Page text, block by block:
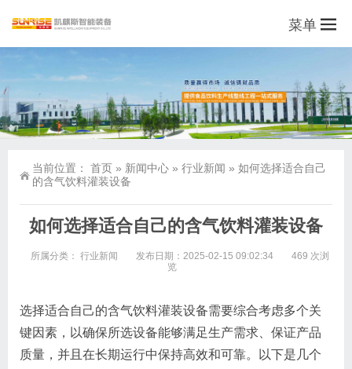
菜单
当前位置： 首页 » 新闻中心 » 行业新闻 » 如何选择适合自己
的含气饮料灌装设备
如何选择适合自己的含气饮料灌装设备
所属分类： 行业新闻 发布日期：2025-02-15 09:02:34
469 次浏
览
选择适合自己的含气饮料灌装设备需要综合考虑多个关
键因素，以确保所选设备能够满足生产需求、保证产品
质量，并且在长期运行中保持高效和可靠。以下是几个